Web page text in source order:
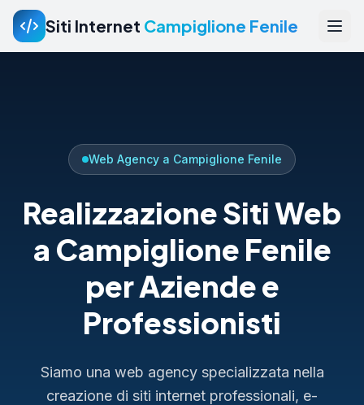
Siti Internet Campiglione Fenile
Web Agency a Campiglione Fenile
Realizzazione Siti Web
a Campiglione Fenile
per Aziende e
Professionisti
Siamo una web agency specializzata nella
creazione di siti internet professionali, e-